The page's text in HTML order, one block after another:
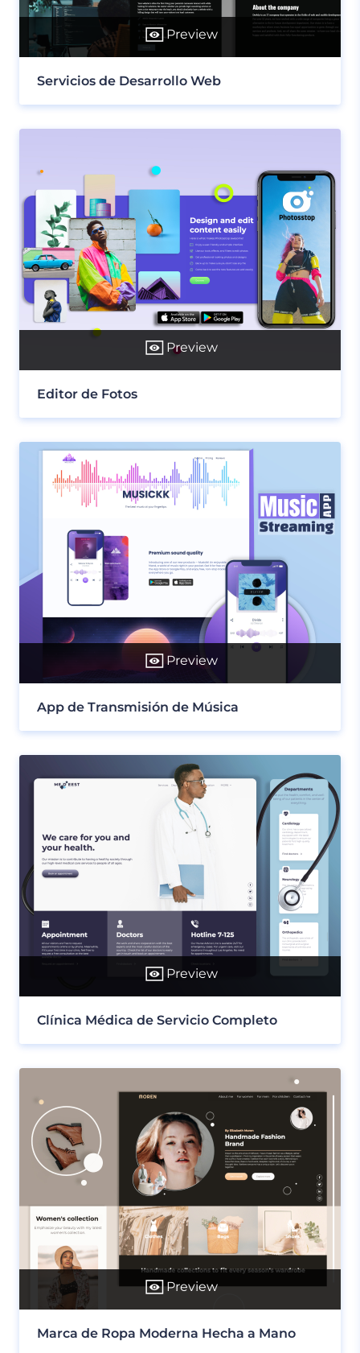
Preview
Servicios de Desarrollo Web
Preview
Editor de Fotos
Preview
App de Transmisión de Música
Preview
Clínica Médica de Servicio Completo
Preview
Marca de Ropa Moderna Hecha a Mano